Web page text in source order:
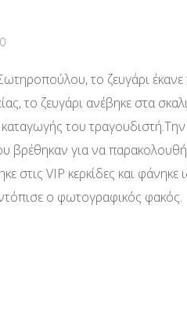
0
το ζευγάρι
το ζευγάρι ανέβηκε στα
του τραγουδιστή.Την
βρέθηκαν για να
VIP κερκίδες και φάνηκε
ο φωτογραφικός φακός.